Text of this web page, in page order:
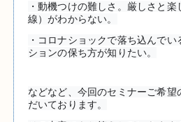
・動機つけの難しさ。厳しさと
線）がわからない。
・コロナショックで落ち込んで
ションの保ち方が知りたい。
などなど、今回のセミナーご希望
だいております。